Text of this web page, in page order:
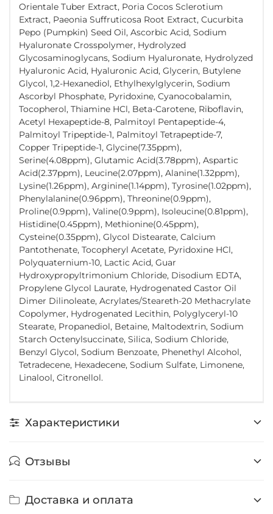
Orientale Tuber Extract, Poria Cocos Sclerotium
Extract, Paeonia Suffruticosa Root Extract, Cucurbita
Pepo (Pumpkin) Seed Oil, Ascorbic Acid, Sodium
Hyaluronate Crosspolymer, Hydrolyzed
Glycosaminoglycans, Sodium Hyaluronate, Hydrolyzed
Hyaluronic Acid, Hyaluronic Acid, Glycerin, Butylene
Glycol, 1,2-Hexanediol, Ethylhexylglycerin, Sodium
Ascorbyl Phosphate, Pyridoxine, Cyanocobalamin,
Tocopherol, Thiamine HCl, Beta-Carotene, Riboflavin,
Acetyl Hexapeptide-8, Palmitoyl Pentapeptide-4,
Palmitoyl Tripeptide-1, Palmitoyl Tetrapeptide-7,
Copper Tripeptide-1, Glycine(7.35ppm),
Serine(4.08ppm), Glutamic Acid(3.78ppm), Aspartic
Acid(2.37ppm), Leucine(2.07ppm), Alanine(1.32ppm),
Lysine(1.26ppm), Arginine(1.14ppm), Tyrosine(1.02ppm),
Phenylalanine(0.96ppm), Threonine(0.9ppm),
Proline(0.9ppm), Valine(0.9ppm), Isoleucine(0.81ppm),
Histidine(0.45ppm), Methionine(0.45ppm),
Cysteine(0.35ppm), Glycol Distearate, Calcium
Pantothenate, Tocopheryl Acetate, Pyridoxine HCl,
Polyquaternium-10, Lactic Acid, Guar
Hydroxypropyltrimonium Chloride, Disodium EDTA,
Propylene Glycol Laurate, Hydrogenated Castor Oil
Dimer Dilinoleate, Acrylates/Steareth-20 Methacrylate
Copolymer, Hydrogenated Lecithin, Polyglyceryl-10
Stearate, Propanediol, Betaine, Maltodextrin, Sodium
Starch Octenylsuccinate, Silica, Sodium Chloride,
Benzyl Glycol, Sodium Benzoate, Phenethyl Alcohol,
Tetradecene, Hexadecene, Sodium Sulfate, Limonene,
Linalool, Citronellol.
Характеристики
Отзывы
Доставка и оплата